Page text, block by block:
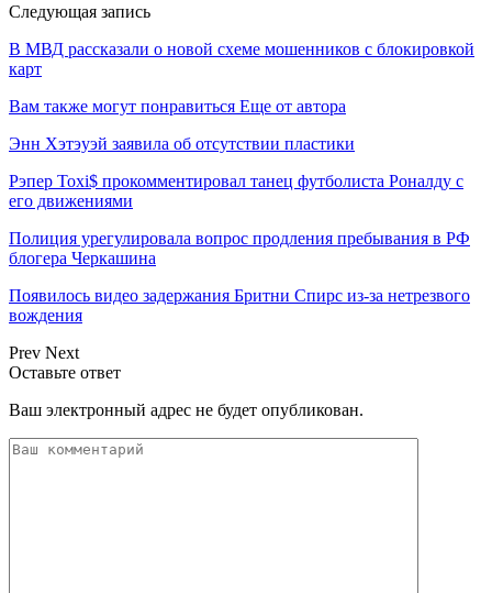
Следующая запись
В МВД рассказали о новой схеме мошенников с блокировкой
карт
Вам также могут понравиться Еще от автора
Энн Хэтэуэй заявила об отсутствии пластики
Рэпер Toxi$ прокомментировал танец футболиста Роналду с
его движениями
Полиция урегулировала вопрос продления пребывания в РФ
блогера Черкашина
Появилось видео задержания Бритни Спирс из-за нетрезвого
вождения
Prev Next
Оставьте ответ
Ваш электронный адрес не будет опубликован.